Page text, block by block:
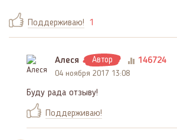
Поддерживаю! 1
Алеся Автор 146724
04 ноября 2017 13:08
Буду рада отзыву!
Поддерживаю!